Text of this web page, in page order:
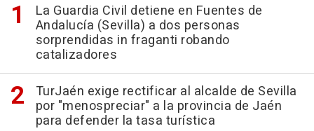
La Guardia Civil detiene en Fuentes de
Andalucía (Sevilla) a dos personas
sorprendidas in fraganti robando
catalizadores
TurJaén exige rectificar al alcalde de Sevilla
por "menospreciar" a la provincia de Jaén
para defender la tasa turística